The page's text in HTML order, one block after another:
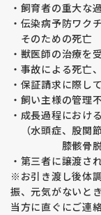
・飼育者の重大な
・伝染病予防ワク
そのための死亡
・獣医師の治療を
・事故による死亡
・保証請求に際し
・飼い主様の管理
・成長過程におけ
（水頭症、股関節
膝骸骨脱臼
・第三者に譲渡さ
※お引き渡し後体
振、元気がないとき
当方に直ぐにご連